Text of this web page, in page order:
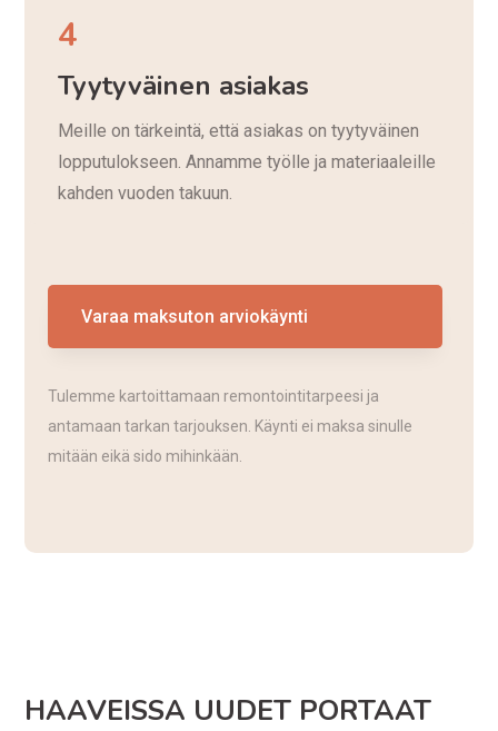
4
Tyytyväinen asiakas
Meille on tärkeintä, että asiakas on tyytyväinen
lopputulokseen. Annamme työlle ja materiaaleille
kahden vuoden takuun.
Varaa maksuton arviokäynti
Tulemme kartoittamaan remontointitarpeesi ja
antamaan tarkan tarjouksen. Käynti ei maksa sinulle
mitään eikä sido mihinkään.
HAAVEISSA UUDET PORTAAT